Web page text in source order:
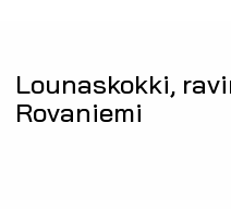
Lounaskokki,
Rovaniemi